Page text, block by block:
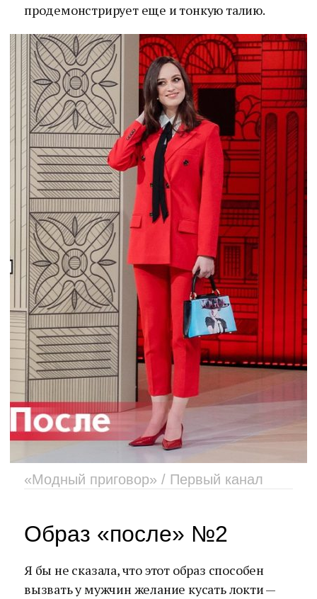
продемонстрирует еще и тонкую талию.
«Модный приговор» / Первый канал
Образ «после» №2
Я бы не сказала, что этот образ способен
вызвать у мужчин желание кусать локти —